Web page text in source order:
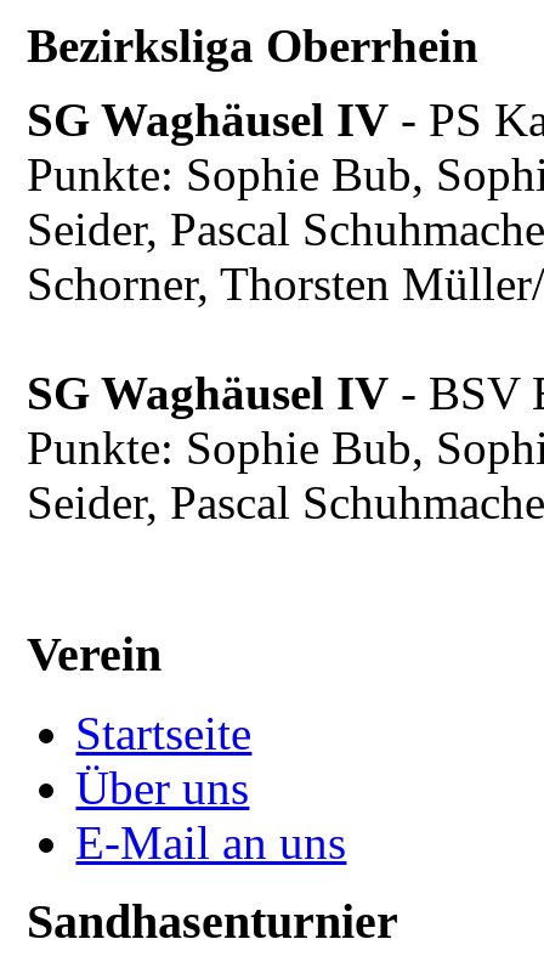
Bezirksliga Oberrhein
SG Waghäusel IV - PS
Punkte: Sophie Bub,
Seider, Pascal
Schorner, Thorsten
SG Waghäusel IV - BSV
Punkte: Sophie Bub,
Seider, Pascal
Verein
Startseite
Über uns
E-Mail an uns
Sandhasenturnier